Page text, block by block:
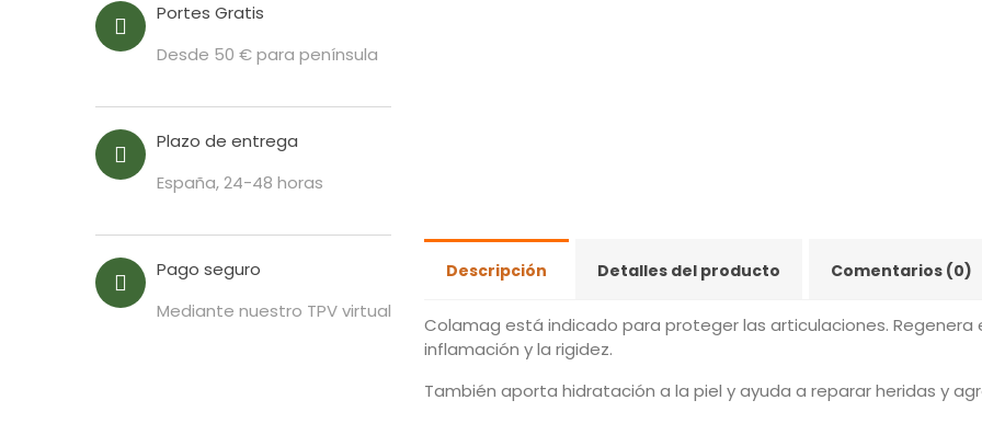
Portes Gratis
Desde 50 € para península
Plazo de entrega
España, 24-48 horas
Pago seguro
Mediante nuestro TPV virtual
Descripción Detalles del producto Comentarios (0)
Colamag está indicado para proteger las articulaciones. Regenera
inflamación y la rigidez.
También aporta hidratación a la piel y ayuda a reparar heridas y